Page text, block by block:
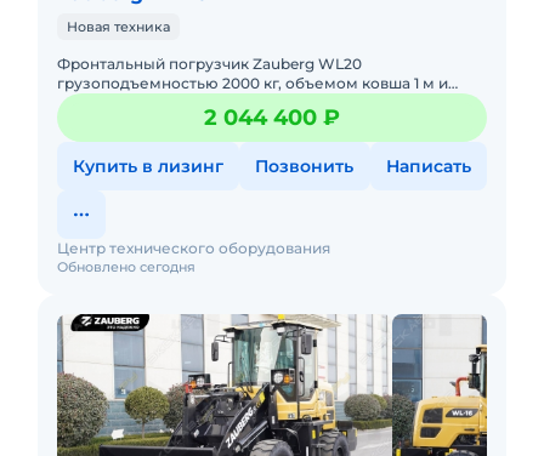
Новая техника
Фронтальный погрузчик Zauberg WL20
грузоподъемностью 2000 кг, объемом ковша 1 м и
массой 5200 кг. В наличии на складах РФ.
Действующее ЭПСМ, все налоги и сб
2 044 400 ₽
Купить в лизинг Позвонить Написать
Обновлено сегодня
Центр технического оборудования